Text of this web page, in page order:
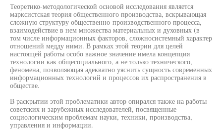
Теоретико-методологической основой исследования является
марксистская теория общественного производства, вскрывающая
сложную структуру общественно-производственного процесса,
взаимодействие в нем множества материальных и духовных (в
том числе информационных факторов, сложносистемный характер
отношений медду ними. В рамках этой теории для целей
настоящей работы особо важное значение имела концепция
технологии как общесоциального, а не только технического,
феномена, позволяющая адекватно уяснить сущность современных
информационных технологий и процессов их распространения в
обществе.
В раскрытии этой проблематики автор опирался также на работы
советских и зарубежных исследователей, посвященные
социологическим проблемам науки, техники, производства,
управления и информации.